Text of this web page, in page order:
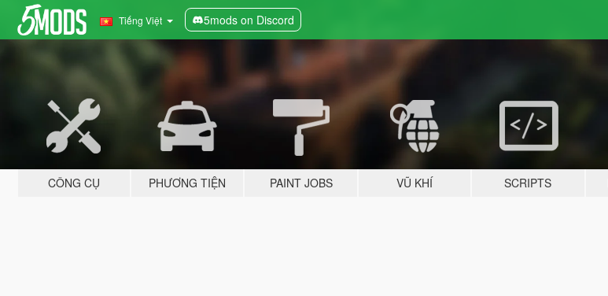
Tiếng Việt 5mods on Discord
CÔNG CỤ PHƯƠNG TIỆN PAINT JOBS VŨ KHÍ SCRIPTS